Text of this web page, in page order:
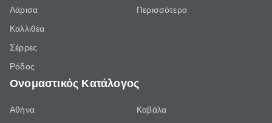
Λάρισα
Καλλιθέα
Σέρρες
Ρόδος
Περισσότερα
Ονομαστικός Κατάλογος
Αθήνα
Καβάλα